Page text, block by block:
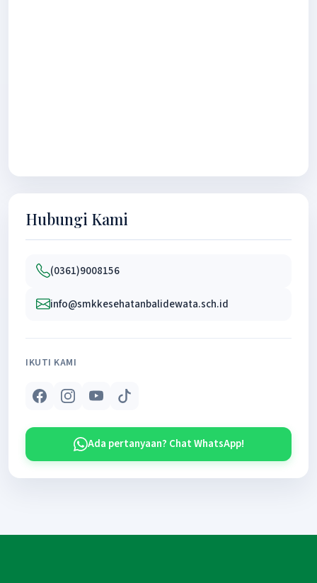
Hubungi Kami
(0361)9008156
info@smkkesehatanbalidewata.sch.id
IKUTI KAMI
Ada pertanyaan? Chat WhatsApp!